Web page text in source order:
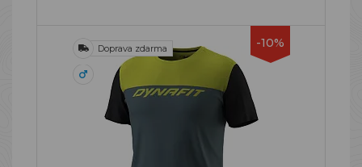
-10%
Doprava zdarma